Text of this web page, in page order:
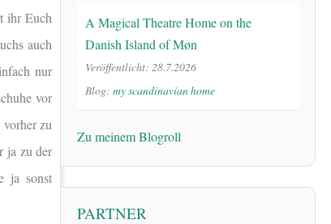
ihr Euch
auch
nur
vor
zu
ja zu der
ja sonst
A Magical Theatre Home on the
Danish Island of Møn
Veröffentlicht: 28.7.2026
Blog: my scandinavian home
Zu meinem Blogroll
PARTNER